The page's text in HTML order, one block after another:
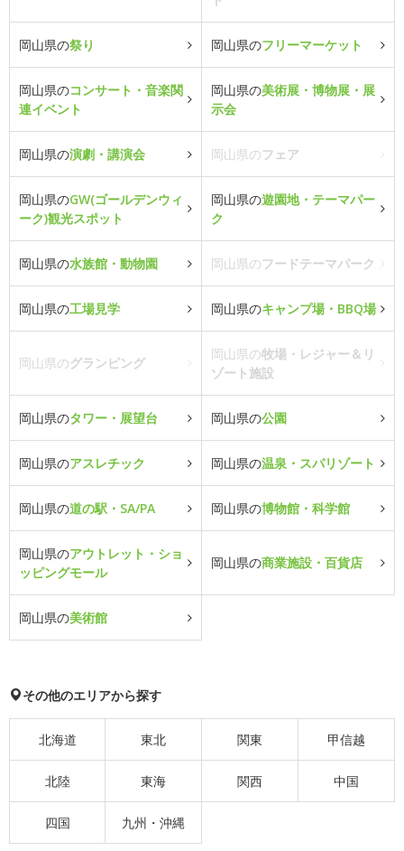
岡山県の祭り 岡山県のフリーマーケット
岡山県のコンサート・音楽関
連イベント
岡山県の美術展・博物展・展
示会
岡山県の演劇・講演会 岡山県のフェア
岡山県のGW(ゴールデンウィ
ーク)観光スポット
岡山県の遊園地・テーマパー
ク
岡山県の水族館・動物園 岡山県のフードテーマパーク
岡山県の工場見学 岡山県のキャンプ場・BBQ場
岡山県のグランピング
岡山県の牧場・レジャー＆リ
ゾート施設
岡山県のタワー・展望台 岡山県の公園
岡山県のアスレチック 岡山県の温泉・スパリゾート
岡山県の道の駅・SA/PA 岡山県の博物館・科学館
岡山県のアウトレット・ショ
ッピングモール
岡山県の商業施設・百貨店
岡山県の美術館
その他のエリアから探す
北海道 東北 関東 甲信越
北陸 東海 関西 中国
四国 九州・沖縄